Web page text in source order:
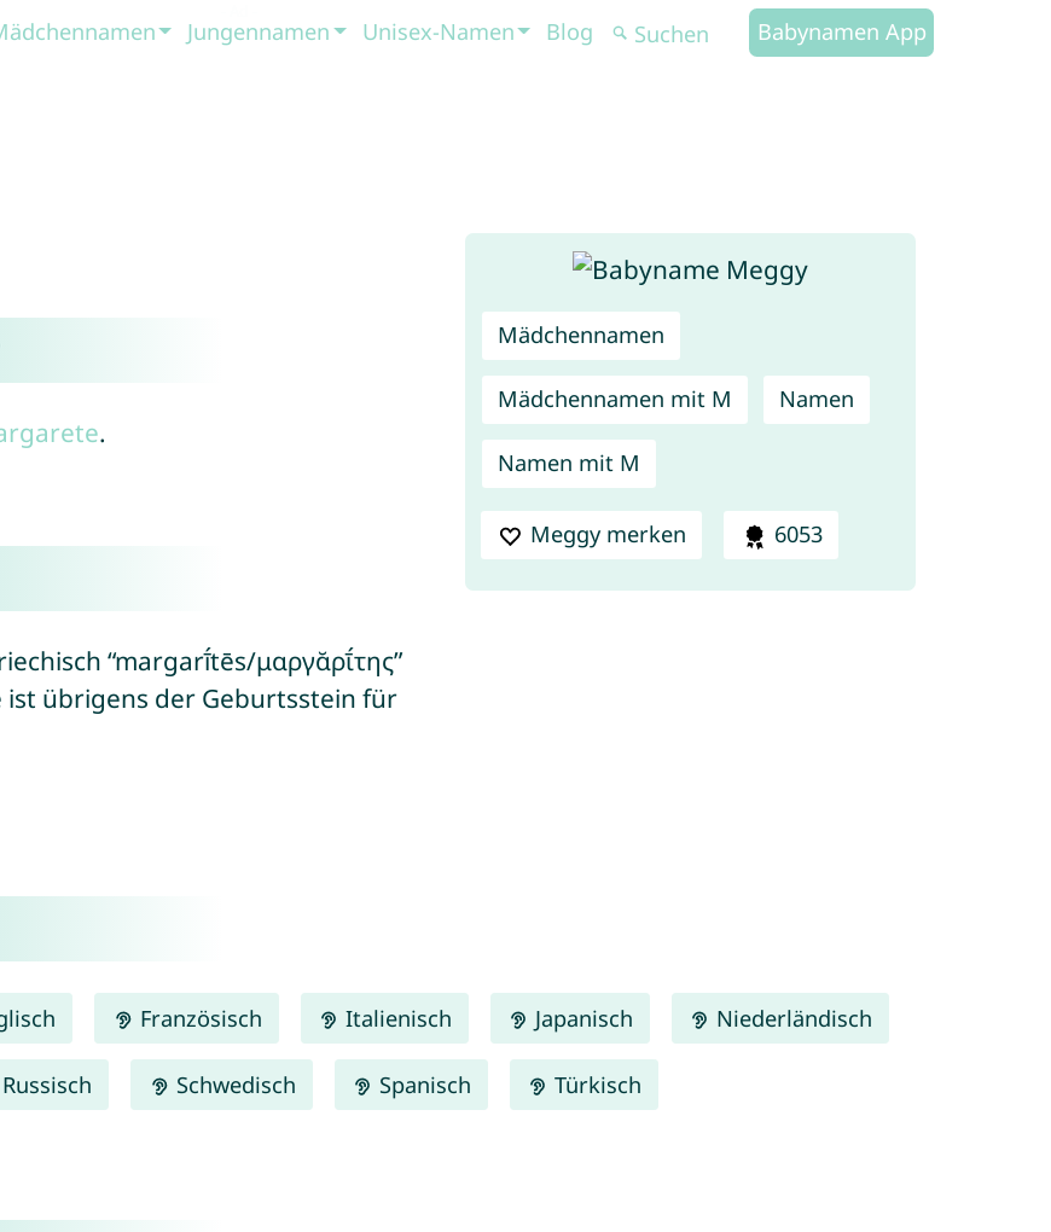
Jungennamen Unisex-Namen Blog Babynamen App
Mädchennamen
Mädchennamen mit M Namen
Namen mit M
Meggy merken 6053
.
“margarī́tēs/μαργᾰρῑ́της”
ist übrigens der Geburtsstein für
Französisch Italienisch Japanisch Niederländisch
Russisch Schwedisch Spanisch Türkisch